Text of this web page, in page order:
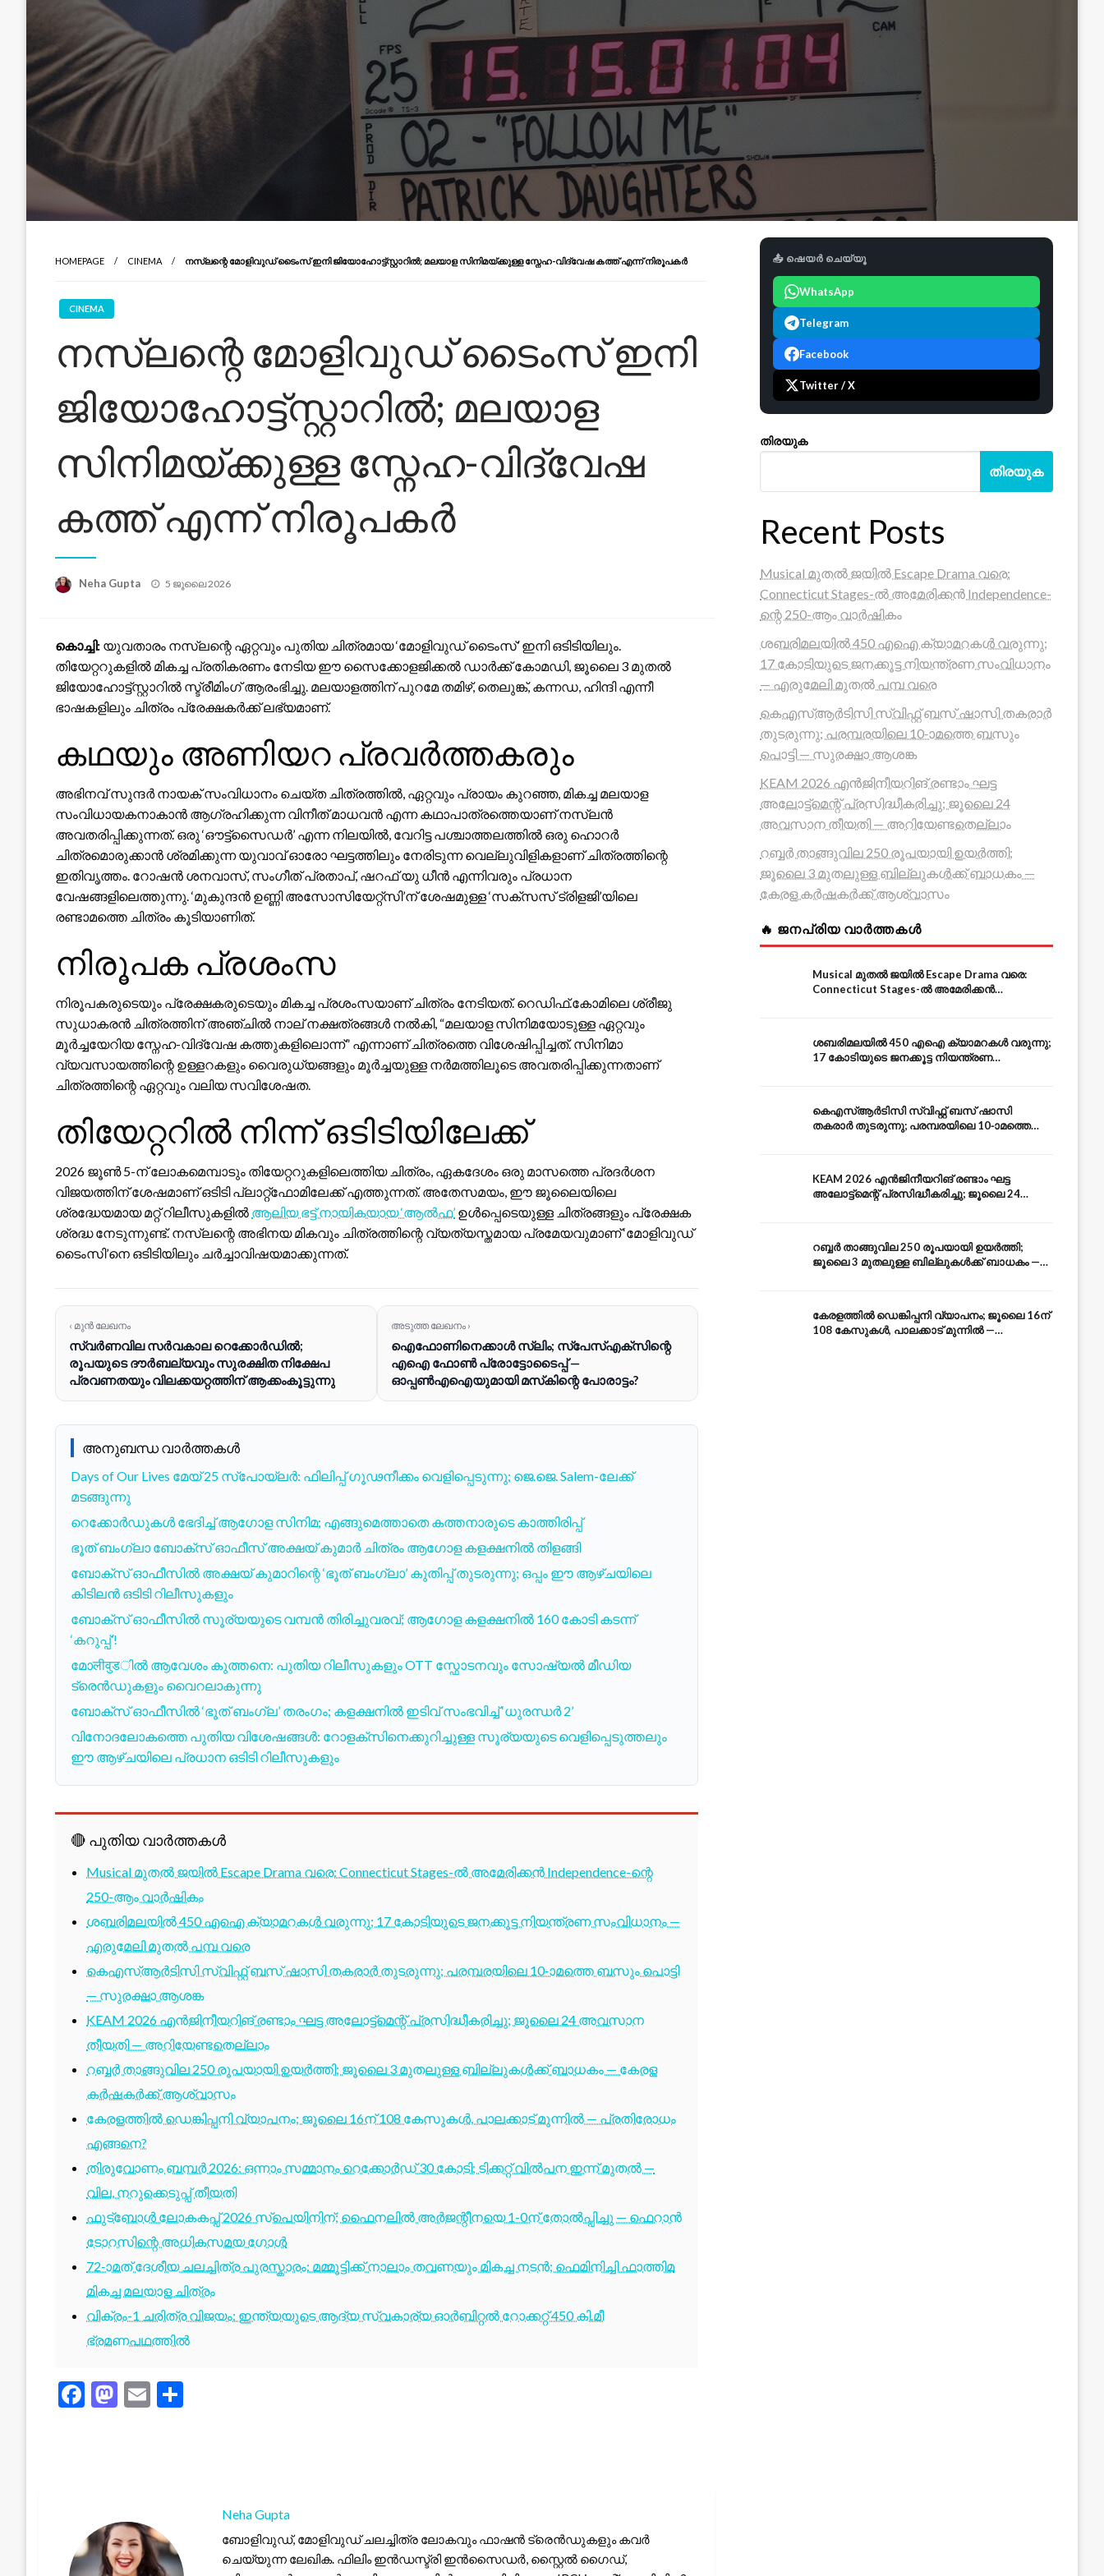
HOMEPAGE CINEMA നസ്‌ലന്റെ മോളിവുഡ് ടൈംസ് ഇനി ജിയോഹോട്ട്‌സ്റ്റാറിൽ; മലയാള സിനിമയ്ക്കുള്ള സ്നേഹ-വിദ്വേഷ കത്ത് എന്ന് നിരൂപകർ
CINEMA
നസ്‌ലന്റെ മോളിവുഡ് ടൈംസ് ഇനി
ജിയോഹോട്ട്‌സ്റ്റാറിൽ; മലയാള
സിനിമയ്ക്കുള്ള സ്നേഹ-വിദ്വേഷ
കത്ത് എന്ന് നിരൂപകർ
Neha Gupta
Posted
5 ജൂലൈ 2026
കൊച്ചി: യുവതാരം നസ്‌ലന്റെ ഏറ്റവും പുതിയ ചിത്രമായ ‘മോളിവുഡ് ടൈംസ്’ ഇനി ഒടിടിയിലും.
തിയേറ്ററുകളിൽ മികച്ച പ്രതികരണം നേടിയ ഈ സൈക്കോളജിക്കൽ ഡാർക്ക് കോമഡി, ജൂലൈ 3 മുതൽ
ജിയോഹോട്ട്‌സ്റ്റാറിൽ സ്ട്രീമിംഗ് ആരംഭിച്ചു. മലയാളത്തിന് പുറമേ തമിഴ്, തെലുങ്ക്, കന്നഡ, ഹിന്ദി എന്നീ
ഭാഷകളിലും ചിത്രം പ്രേക്ഷകർക്ക് ലഭ്യമാണ്.
കഥയും അണിയറ പ്രവർത്തകരും
അഭിനവ് സുന്ദർ നായക് സംവിധാനം ചെയ്ത ചിത്രത്തിൽ, ഏറ്റവും പ്രായം കുറഞ്ഞ, മികച്ച മലയാള
സംവിധായകനാകാൻ ആഗ്രഹിക്കുന്ന വിനീത് മാധവൻ എന്ന കഥാപാത്രത്തെയാണ് നസ്‌ലൻ
അവതരിപ്പിക്കുന്നത്. ഒരു ‘ഔട്ട്‌സൈഡർ’ എന്ന നിലയിൽ, വേറിട്ട പശ്ചാത്തലത്തിൽ ഒരു ഹൊറർ
ചിത്രമൊരുക്കാൻ ശ്രമിക്കുന്ന യുവാവ് ഓരോ ഘട്ടത്തിലും നേരിടുന്ന വെല്ലുവിളികളാണ് ചിത്രത്തിന്റെ
ഇതിവൃത്തം. റോഷൻ ശനവാസ്, സംഗീത് പ്രതാപ്, ഷറഫ് യു ധീൻ എന്നിവരും പ്രധാന
വേഷങ്ങളിലെത്തുന്നു. ‘മുകുന്ദൻ ഉണ്ണി അസോസിയേറ്റ്‌സി’ന് ശേഷമുള്ള ‘സക്‌സസ് ട്രിളജി’യിലെ
രണ്ടാമത്തെ ചിത്രം കൂടിയാണിത്.
നിരൂപക പ്രശംസ
നിരൂപകരുടെയും പ്രേക്ഷകരുടെയും മികച്ച പ്രശംസയാണ് ചിത്രം നേടിയത്. റെഡിഫ്.കോമിലെ ശ്രീജു
സുധാകരൻ ചിത്രത്തിന് അഞ്ചിൽ നാല് നക്ഷത്രങ്ങൾ നൽകി, “മലയാള സിനിമയോടുള്ള ഏറ്റവും
മൂർച്ചയേറിയ സ്നേഹ-വിദ്വേഷ കത്തുകളിലൊന്ന്” എന്നാണ് ചിത്രത്തെ വിശേഷിപ്പിച്ചത്. സിനിമാ
വ്യവസായത്തിന്റെ ഉള്ളറകളും വൈരുധ്യങ്ങളും മൂർച്ചയുള്ള നർമത്തിലൂടെ അവതരിപ്പിക്കുന്നതാണ്
ചിത്രത്തിന്റെ ഏറ്റവും വലിയ സവിശേഷത.
തിയേറ്ററിൽ നിന്ന് ഒടിടിയിലേക്ക്
2026 ജൂൺ 5-ന് ലോകമെമ്പാടും തിയേറ്ററുകളിലെത്തിയ ചിത്രം, ഏകദേശം ഒരു മാസത്തെ പ്രദർശന
വിജയത്തിന് ശേഷമാണ് ഒടിടി പ്ലാറ്റ്‌ഫോമിലേക്ക് എത്തുന്നത്. അതേസമയം, ഈ ജൂലൈയിലെ
ശ്രദ്ധേയമായ മറ്റ് റിലീസുകളിൽ ആലിയ ഭട്ട് നായികയായ ‘ആൽഫ’ ഉൾപ്പെടെയുള്ള ചിത്രങ്ങളും പ്രേക്ഷക
ശ്രദ്ധ നേടുന്നുണ്ട്. നസ്‌ലന്റെ അഭിനയ മികവും ചിത്രത്തിന്റെ വ്യത്യസ്തമായ പ്രമേയവുമാണ് ‘മോളിവുഡ്
ടൈംസി’നെ ഒടിടിയിലും ചർച്ചാവിഷയമാക്കുന്നത്.
‹ മുൻ ലേഖനം
സ്വർണവില സർവകാല റെക്കോർഡിൽ;
രൂപയുടെ ദൗർബല്യവും സുരക്ഷിത നിക്ഷേപ
പ്രവണതയും വിലക്കയറ്റത്തിന് ആക്കംകൂട്ടുന്നു
അടുത്ത ലേഖനം ›
ഐഫോണിനെക്കാൾ സ്ലിം; സ്‌പേസ്എക്‌സിന്റെ
എഐ ഫോൺ പ്രോട്ടോടൈപ്പ് —
ഓപ്പൺഎഐയുമായി മസ്‌കിന്റെ പോരാട്ടം?
അനുബന്ധ വാർത്തകൾ
Days of Our Lives മേയ് 25 സ്പോയ്ലര്‍: ഫിലിപ്പ് ഗൂഢനീക്കം വെളിപ്പെടുന്നു; ജെ.ജെ. Salem-ലേക്ക്
മടങ്ങുന്നു
റെക്കോർഡുകൾ ഭേദിച്ച് ആഗോള സിനിമ; എങ്ങുമെത്താതെ കത്തനാരുടെ കാത്തിരിപ്പ്
ഭൂത് ബംഗ്ലാ ബോക്സ് ഓഫീസ് അക്ഷയ് കുമാർ ചിത്രം ആഗോള കളക്ഷനിൽ തിളങ്ങി
ബോക്‌സ് ഓഫീസിൽ അക്ഷയ് കുമാറിന്റെ ‘ഭൂത് ബംഗ്ലാ’ കുതിപ്പ് തുടരുന്നു; ഒപ്പം ഈ ആഴ്ചയിലെ
കിടിലൻ ഒടിടി റിലീസുകളും
ബോക്സ് ഓഫീസിൽ സൂര്യയുടെ വമ്പൻ തിരിച്ചുവരവ്; ആഗോള കളക്ഷനിൽ 160 കോടി കടന്ന്
‘കറുപ്പ്’!
മോलीवुडിൽ ആവേശം കുത്തനെ: പുതിയ റിലീസുകളും OTT സ്ഫോടനവും സോഷ്യൽ മീഡിയ
ട്രെൻഡുകളും വൈറലാകുന്നു
ബോക്സ് ഓഫീസിൽ ‘ഭൂത് ബംഗ്ല’ തരംഗം; കളക്ഷനിൽ ഇടിവ് സംഭവിച്ച് ‘ധുരന്ധർ 2’
വിനോദലോകത്തെ പുതിയ വിശേഷങ്ങൾ: റോളക്സിനെക്കുറിച്ചുള്ള സൂര്യയുടെ വെളിപ്പെടുത്തലും
ഈ ആഴ്‌ചയിലെ പ്രധാന ഒടിടി റിലീസുകളും
🔴 പുതിയ വാർത്തകൾ
Musical മുതൽ ജയിൽ Escape Drama വരെ: Connecticut Stages-ൽ അമേരിക്കൻ Independence-ന്റെ
250-ആം വാർഷികം
ശബരിമലയിൽ 450 എഐ ക്യാമറകൾ വരുന്നു; 17 കോടിയുടെ ജനക്കൂട്ട നിയന്ത്രണ സംവിധാനം —
എരുമേലി മുതൽ പമ്പ വരെ
കെഎസ്ആർടിസി സ്വിഫ്റ്റ് ബസ് ഷാസി തകരാർ തുടരുന്നു; പരമ്പരയിലെ 10-ാമത്തെ ബസും പൊട്ടി
— സുരക്ഷാ ആശങ്ക
KEAM 2026 എൻജിനീയറിങ് രണ്ടാം ഘട്ട അലോട്ട്മെന്റ് പ്രസിദ്ധീകരിച്ചു; ജൂലൈ 24 അവസാന
തീയതി — അറിയേണ്ടതെല്ലാം
റബ്ബർ താങ്ങുവില 250 രൂപയായി ഉയർത്തി; ജൂലൈ 3 മുതലുള്ള ബില്ലുകൾക്ക് ബാധകം — കേരള
കർഷകർക്ക് ആശ്വാസം
കേരളത്തിൽ ഡെങ്കിപ്പനി വ്യാപനം; ജൂലൈ 16ന് 108 കേസുകൾ, പാലക്കാട് മുന്നിൽ — പ്രതിരോധം
എങ്ങനെ?
തിരുവോണം ബമ്പർ 2026: ഒന്നാം സമ്മാനം റെക്കോർഡ് 30 കോടി; ടിക്കറ്റ് വിൽപന ഇന്ന് മുതൽ —
വില, നറുക്കെടുപ്പ് തീയതി
ഫുട്ബോൾ ലോകകപ്പ് 2026 സ്പെയിനിന്; ഫൈനലിൽ അർജന്റീനയെ 1-0ന് തോൽപ്പിച്ചു — ഫെറാൻ
ടോറസിന്റെ അധികസമയ ഗോൾ
72-ാമത് ദേശീയ ചലച്ചിത്ര പുരസ്കാരം: മമ്മൂട്ടിക്ക് നാലാം തവണയും മികച്ച നടൻ; ഫെമിനിച്ചി ഫാത്തിമ
മികച്ച മലയാള ചിത്രം
വിക്രം-1 ചരിത്ര വിജയം: ഇന്ത്യയുടെ ആദ്യ സ്വകാര്യ ഓർബിറ്റൽ റോക്കറ്റ് 450 കി.മീ
ഭ്രമണപഥത്തിൽ
Facebook
Mastodon
Email
Neha Gupta
ബോളിവുഡ്, മോളിവുഡ് ചലച്ചിത്ര ലോകവും ഫാഷൻ ട്രെൻഡുകളും കവർ
ചെയ്യുന്ന ലേഖിക. ഫിലിം ഇൻഡസ്ട്രി ഇൻസൈഡർ, സ്റ്റൈൽ ഗൈഡ്,
📤 ഷെയർ ചെയ്യൂ
WhatsApp
Telegram
Facebook
Twitter / X
തിരയുക
തിരയുക
Recent Posts
Musical മുതൽ ജയിൽ Escape Drama വരെ:
Connecticut Stages-ൽ അമേരിക്കൻ Independence-
ന്റെ 250-ആം വാർഷികം
ശബരിമലയിൽ 450 എഐ ക്യാമറകൾ വരുന്നു;
17 കോടിയുടെ ജനക്കൂട്ട നിയന്ത്രണ സംവിധാനം
— എരുമേലി മുതൽ പമ്പ വരെ
കെഎസ്ആർടിസി സ്വിഫ്റ്റ് ബസ് ഷാസി തകരാർ
തുടരുന്നു; പരമ്പരയിലെ 10-ാമത്തെ ബസും
പൊട്ടി — സുരക്ഷാ ആശങ്ക
KEAM 2026 എൻജിനീയറിങ് രണ്ടാം ഘട്ട
അലോട്ട്മെന്റ് പ്രസിദ്ധീകരിച്ചു; ജൂലൈ 24
അവസാന തീയതി — അറിയേണ്ടതെല്ലാം
റബ്ബർ താങ്ങുവില 250 രൂപയായി ഉയർത്തി;
ജൂലൈ 3 മുതലുള്ള ബില്ലുകൾക്ക് ബാധകം —
കേരള കർഷകർക്ക് ആശ്വാസം
🔥 ജനപ്രിയ വാർത്തകൾ
Musical മുതൽ ജയിൽ Escape Drama വരെ:
Connecticut Stages-ൽ അമേരിക്കൻ
ശബരിമലയിൽ 450 എഐ ക്യാമറകൾ വരുന്നു;
17 കോടിയുടെ ജനക്കൂട്ട നിയന്ത്രണ
കെഎസ്ആർടിസി സ്വിഫ്റ്റ് ബസ് ഷാസി
തകരാർ തുടരുന്നു; പരമ്പരയിലെ 10-ാമത്തെ
KEAM 2026 എൻജിനീയറിങ് രണ്ടാം ഘട്ട
അലോട്ട്മെന്റ് പ്രസിദ്ധീകരിച്ചു; ജൂലൈ 24
റബ്ബർ താങ്ങുവില 250 രൂപയായി ഉയർത്തി;
ജൂലൈ 3 മുതലുള്ള ബില്ലുകൾക്ക് ബാധകം —
കേരളത്തിൽ ഡെങ്കിപ്പനി വ്യാപനം; ജൂലൈ 16ന്
108 കേസുകൾ, പാലക്കാട് മുന്നിൽ —